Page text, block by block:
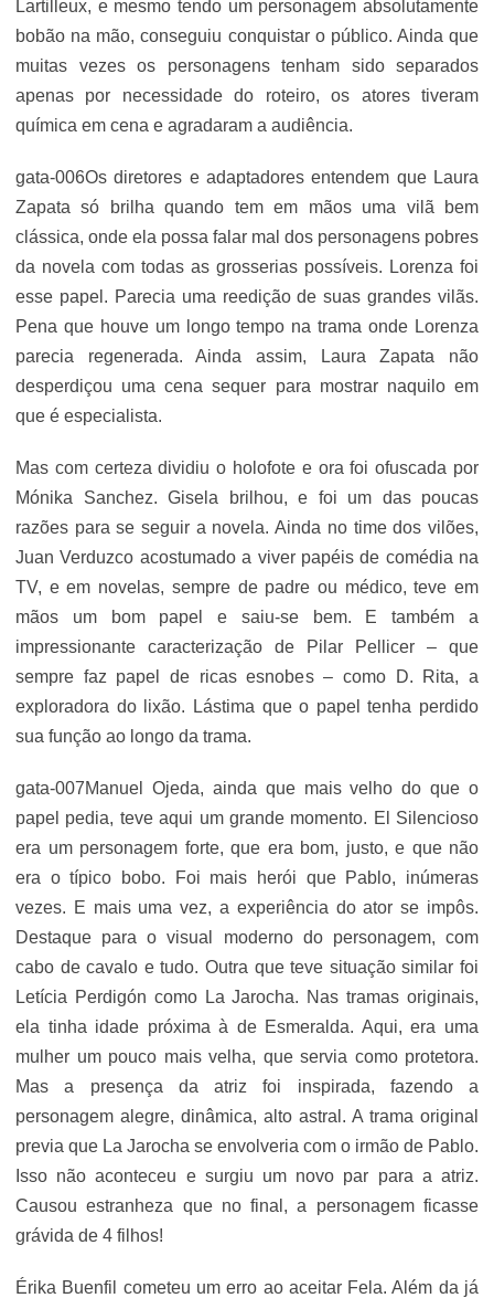
Lartilleux, e mesmo tendo um personagem absolutamente
bobão na mão, conseguiu conquistar o público. Ainda que
muitas vezes os personagens tenham sido separados
apenas por necessidade do roteiro, os atores tiveram
química em cena e agradaram a audiência.
gata-006Os diretores e adaptadores entendem que Laura
Zapata só brilha quando tem em mãos uma vilã bem
clássica, onde ela possa falar mal dos personagens pobres
da novela com todas as grosserias possíveis. Lorenza foi
esse papel. Parecia uma reedição de suas grandes vilãs.
Pena que houve um longo tempo na trama onde Lorenza
parecia regenerada. Ainda assim, Laura Zapata não
desperdiçou uma cena sequer para mostrar naquilo em
que é especialista.
Mas com certeza dividiu o holofote e ora foi ofuscada por
Mónika Sanchez. Gisela brilhou, e foi um das poucas
razões para se seguir a novela. Ainda no time dos vilões,
Juan Verduzco acostumado a viver papéis de comédia na
TV, e em novelas, sempre de padre ou médico, teve em
mãos um bom papel e saiu-se bem. E também a
impressionante caracterização de Pilar Pellicer – que
sempre faz papel de ricas esnobes – como D. Rita, a
exploradora do lixão. Lástima que o papel tenha perdido
sua função ao longo da trama.
gata-007Manuel Ojeda, ainda que mais velho do que o
papel pedia, teve aqui um grande momento. El Silencioso
era um personagem forte, que era bom, justo, e que não
era o típico bobo. Foi mais herói que Pablo, inúmeras
vezes. E mais uma vez, a experiência do ator se impôs.
Destaque para o visual moderno do personagem, com
cabo de cavalo e tudo. Outra que teve situação similar foi
Letícia Perdigón como La Jarocha. Nas tramas originais,
ela tinha idade próxima à de Esmeralda. Aqui, era uma
mulher um pouco mais velha, que servia como protetora.
Mas a presença da atriz foi inspirada, fazendo a
personagem alegre, dinâmica, alto astral. A trama original
previa que La Jarocha se envolveria com o irmão de Pablo.
Isso não aconteceu e surgiu um novo par para a atriz.
Causou estranheza que no final, a personagem ficasse
grávida de 4 filhos!
Érika Buenfil cometeu um erro ao aceitar Fela. Além da já